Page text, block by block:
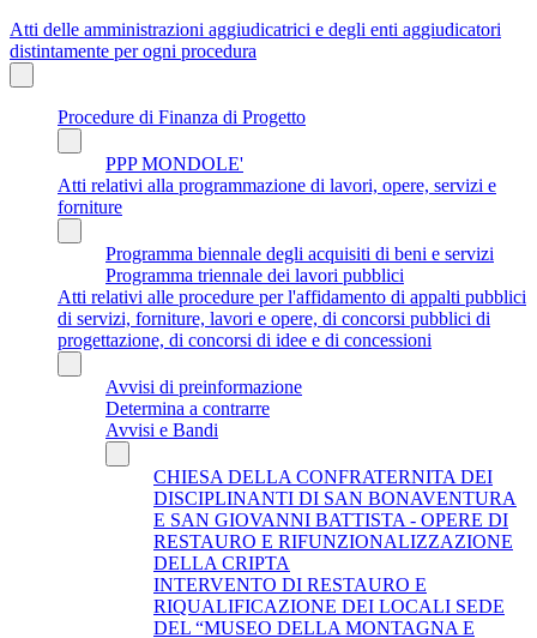
Atti delle amministrazioni aggiudicatrici e degli enti aggiudicatori
distintamente per ogni procedura
Procedure di Finanza di Progetto
PPP MONDOLE'
Atti relativi alla programmazione di lavori, opere, servizi e
forniture
Programma biennale degli acquisiti di beni e servizi
Programma triennale dei lavori pubblici
Atti relativi alle procedure per l'affidamento di appalti pubblici
di servizi, forniture, lavori e opere, di concorsi pubblici di
progettazione, di concorsi di idee e di concessioni
Avvisi di preinformazione
Determina a contrarre
Avvisi e Bandi
CHIESA DELLA CONFRATERNITA DEI
DISCIPLINANTI DI SAN BONAVENTURA
E SAN GIOVANNI BATTISTA - OPERE DI
RESTAURO E RIFUNZIONALIZZAZIONE
DELLA CRIPTA
INTERVENTO DI RESTAURO E
RIQUALIFICAZIONE DEI LOCALI SEDE
DEL “MUSEO DELLA MONTAGNA E